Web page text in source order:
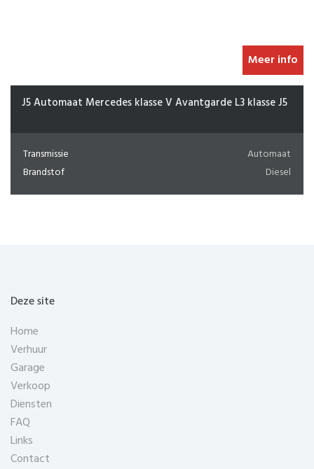
Meer info
Kipper 5Pl Trekaak Ford Transit open
Transmissie
Manueel
Brandstof
Diesel
Deze site
Home
Verhuur
Garage
Verkoop
Diensten
FAQ
Links
Contact